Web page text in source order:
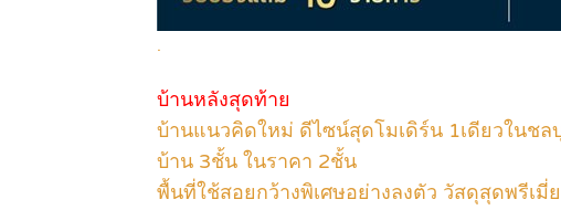
.
บ้านหลังสุดท้าย
บ้านแนวคิดใหม่ ดีไซน์สุดโมเดิร์น 1เดียวในชล
บ้าน 3ชั้น ในราคา 2ชั้น
พื้นที่ใช้สอยกว้างพิเศษอย่างลงตัว วัสดุสุดพรีเมี่